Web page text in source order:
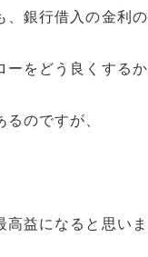
、銀行借入の金利の
ーをどう良くするか
るのですが、
高益になると思いま